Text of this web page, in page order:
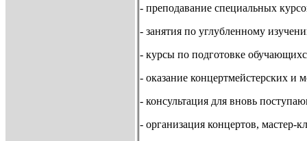
- преподавание специальных
- занятия по углубленному
- курсы по подготовке
- оказание концертмейстерских и
- консультация для вновь
- организация концертов, мастер-